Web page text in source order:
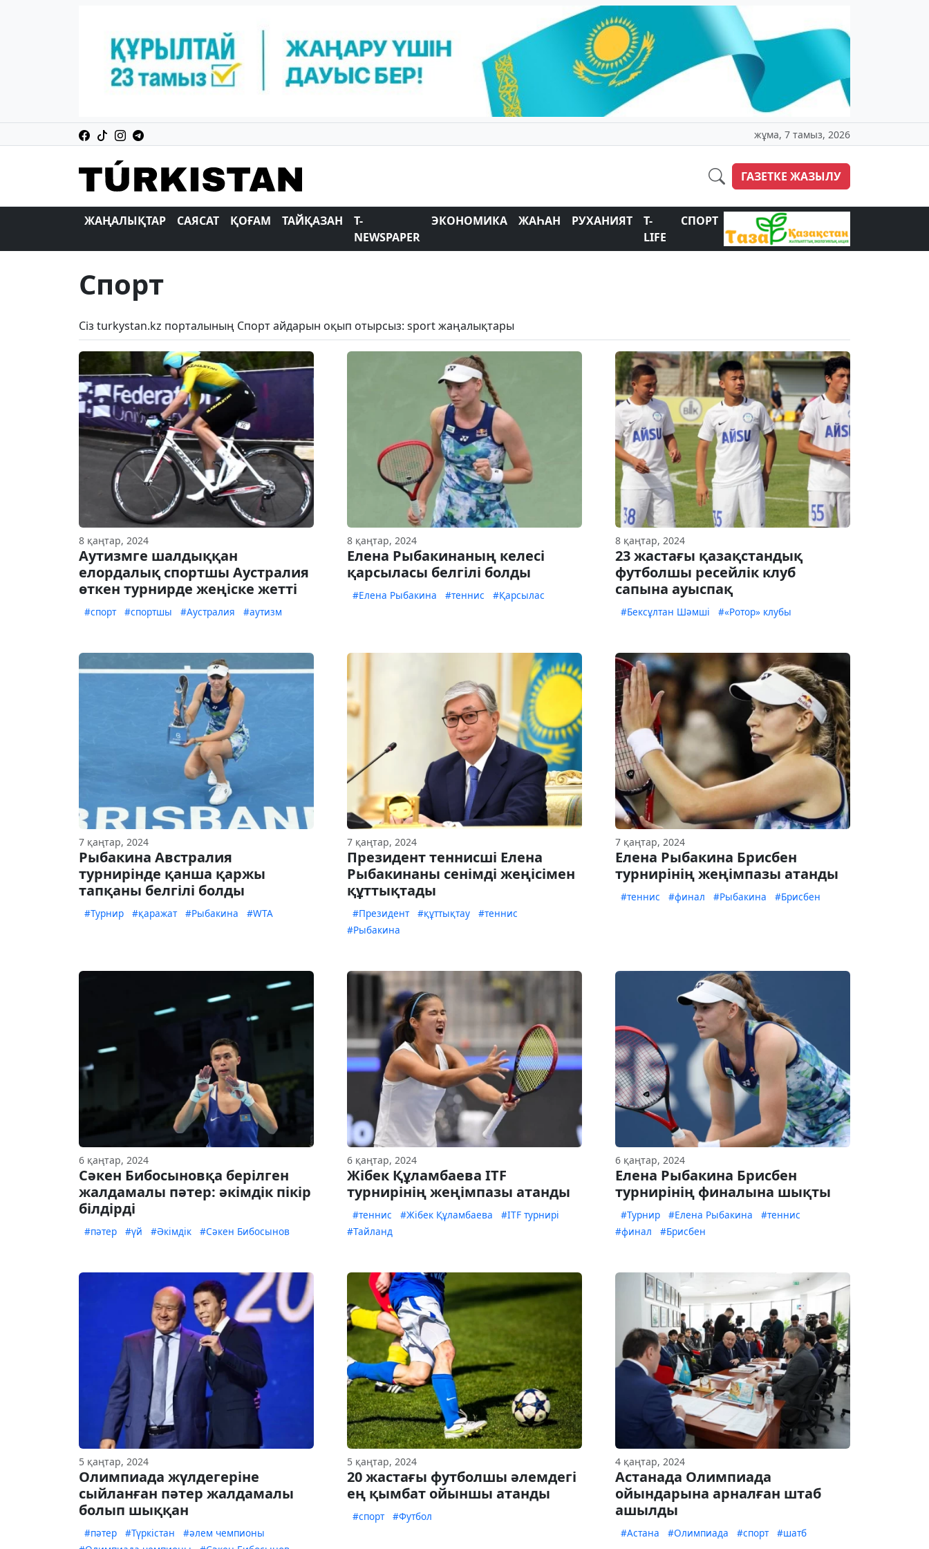
жұма, 7 тамыз, 2026
ГАЗЕТКЕ ЖАЗЫЛУ
ЖАҢАЛЫҚТАР САЯСАТ ҚОҒАМ ТАЙҚАЗАН
T-
NEWSPAPER
ЭКОНОМИКА ЖАҺАН РУХАНИЯТ
T-
LIFE
СПОРТ
Спорт
Сіз turkystan.kz порталының Спорт айдарын оқып отырсыз: sport жаңалықтары
8 қаңтар, 2024
Аутизмге шалдыққан
елордалық спортшы Аустралия
өткен турнирде жеңіске жетті
#спорт #спортшы #Аустралия #аутизм
8 қаңтар, 2024
Елена Рыбакинаның келесі
қарсыласы белгілі болды
#Елена Рыбакина #теннис #Қарсылас
8 қаңтар, 2024
23 жастағы қазақстандық
футболшы ресейлік клуб
сапына ауыспақ
#Бексұлтан Шәмші #«Ротор» клубы
7 қаңтар, 2024
Рыбакина Австралия
турнирінде қанша қаржы
тапқаны белгілі болды
#Турнир #қаражат #Рыбакина #WTA
7 қаңтар, 2024
Президент теннисші Елена
Рыбакинаны сенімді жеңісімен
құттықтады
#Президент #құттықтау
#теннис
#Рыбакина
7 қаңтар, 2024
Елена Рыбакина Брисбен
турнирінің жеңімпазы атанды
#теннис #финал #Рыбакина #Брисбен
6 қаңтар, 2024
Сәкен Бибосыновқа берілген
жалдамалы пәтер: әкімдік пікір
білдірді
#пәтер #үй #Әкімдік #Сәкен Бибосынов
6 қаңтар, 2024
Жібек Құламбаева ITF
турнирінің жеңімпазы атанды
#теннис #Жібек Құламбаева
#ITF турнирі
#Тайланд
6 қаңтар, 2024
Елена Рыбакина Брисбен
турнирінің финалына шықты
#Турнир #Елена Рыбакина
#теннис
#финал
#Брисбен
5 қаңтар, 2024
Олимпиада жүлдегеріне
сыйланған пәтер жалдамалы
болып шыққан
#пәтер #Түркістан
#әлем чемпионы
5 қаңтар, 2024
20 жастағы футболшы әлемдегі
ең қымбат ойыншы атанды
#спорт #Футбол
4 қаңтар, 2024
Астанада Олимпиада
ойындарына арналған штаб
ашылды
#Астана #Олимпиада #спорт #шатб